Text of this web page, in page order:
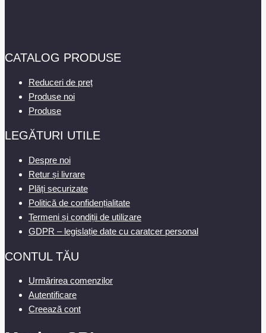
CATALOG PRODUSE
Reduceri de preț
Produse noi
Produse
LEGĂTURI UTILE
Despre noi
Retur și livrare
Plăți securizate
Politică de confidențialitate
Termeni și condiții de utilizare
GDPR – legislație date cu caratcer personal
CONTUL TĂU
Urmărirea comenzilor
Autentificare
Creează cont